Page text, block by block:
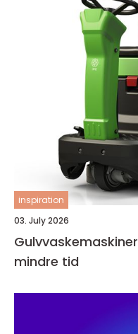
inspiration
03. July 2026
Gulvvaskemaskiner effektivt renhold på
mindre tid